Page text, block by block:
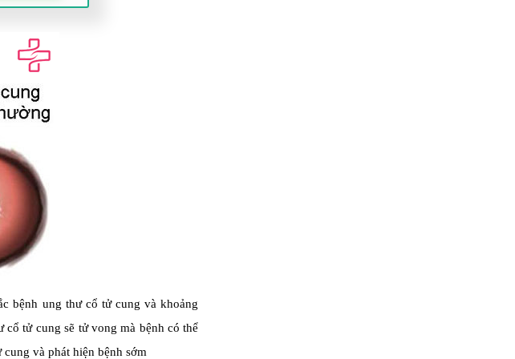
bệnh ung thư cổ tử cung và khoảng
tử cung sẽ tử vong mà bệnh có thể
và phát hiện bệnh sớm